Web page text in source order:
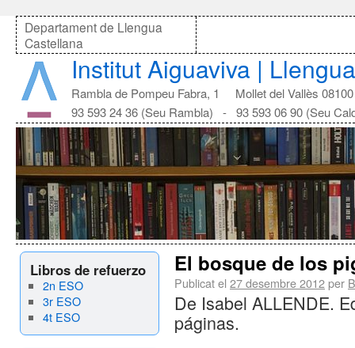
Departament de Llengua
Castellana
Institut Aiguaviva |
Rambla de Pompeu Fabra, 1 Mollet del Vallès 08100
93 593 24 36 (Seu Rambla) - 93 593 06 90 (Seu
Libros de refuerzo
2n ESO
3r ESO
4t ESO
El bosque de los
Publicat el 27 desembre 2012per
De Isabel ALLENDE.
páginas.